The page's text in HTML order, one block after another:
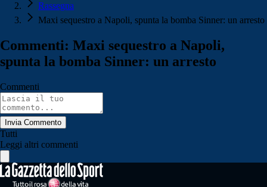
Rassegna
Maxi sequestro a Napoli, spunta la bomba Sinner: un arresto
Commenti: Maxi sequestro a Napoli,
spunta la bomba Sinner: un arresto
Commenti
Invia Commento
Tutti
Leggi altri commenti